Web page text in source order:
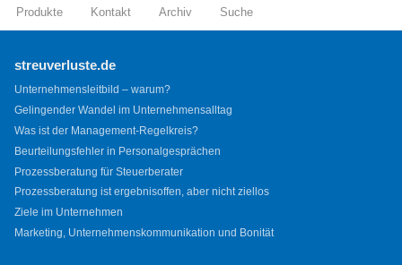
Produkte Kontakt Archiv Suche
streuverluste.de
Unternehmensleitbild – warum?
Gelingender Wandel im Unternehmensalltag
Was ist der Management-Regelkreis?
Beurteilungsfehler in Personalgesprächen
Prozessberatung für Steuerberater
Prozessberatung ist ergebnisoffen, aber nicht ziellos
Ziele im Unternehmen
Marketing, Unternehmenskommunikation und Bonität